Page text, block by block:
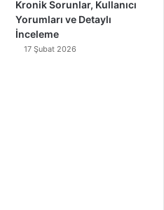
Kronik Sorunlar, Kullanıcı
Yorumları ve Detaylı
İnceleme
17 Şubat 2026